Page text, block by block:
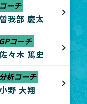
コーチ
曽我部 慶太
GPコーチ
佐々木 篤史
分析コーチ
小野 大翔